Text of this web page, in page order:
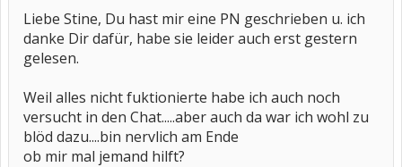
Liebe Stine, Du hast mir eine PN geschrieben u. ich
danke Dir dafür, habe sie leider auch erst gestern
gelesen.
Weil alles nicht fuktionierte habe ich auch noch
versucht in den Chat.....aber auch da war ich wohl zu
blöd dazu....bin nervlich am Ende
ob mir mal jemand hilft?